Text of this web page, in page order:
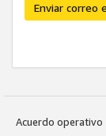
Enviar correo
Acuerdo operativo